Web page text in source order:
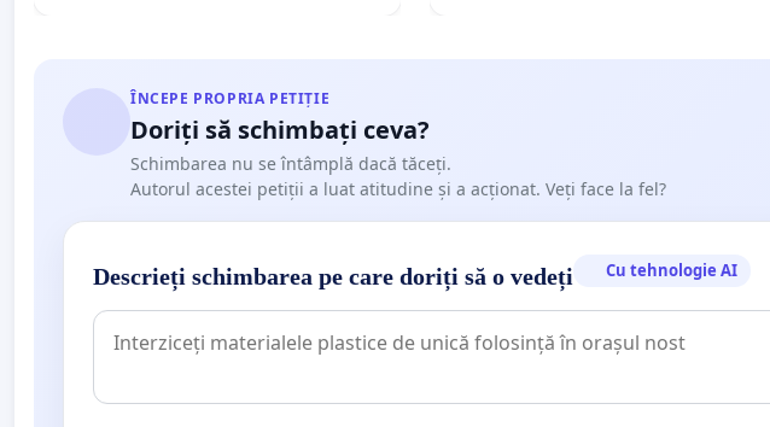
ÎNCEPE PROPRIA PETIȚIE
Doriți să schimbați ceva?
Schimbarea nu se întâmplă dacă tăceți.
Autorul acestei petiții a luat atitudine și a acționat. Veți face la fel?
Descrieți schimbarea pe care doriți să o vedeți Cu tehnologie AI